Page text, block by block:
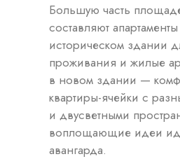
Большую часть
составляют
историческом здании
проживания и жилые
в новом здании —
квартиры-ячейки с
и двусветными
воплощающие идеи
авангарда.